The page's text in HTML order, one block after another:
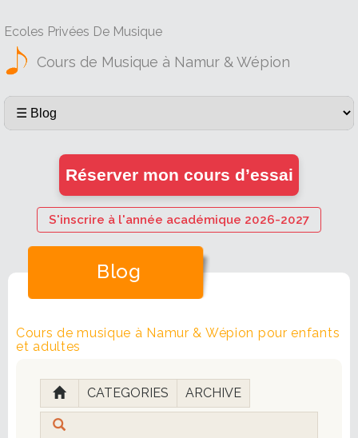
Ecoles Privées De Musique
Cours de Musique à Namur & Wépion
Réserver mon cours d’essai
S'inscrire à l'année académique 2026-2027
Blog
Cours de musique à Namur & Wépion pour enfants
et adultes
CATEGORIES ARCHIVE